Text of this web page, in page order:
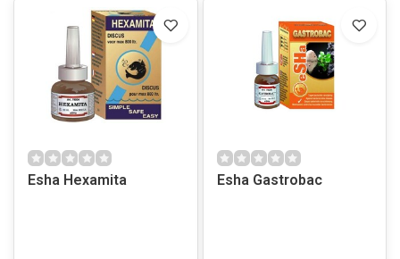
Esha Hexamita Esha Gastrobac